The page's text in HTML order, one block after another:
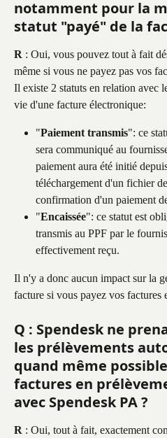
notamment pour la
statut "payé" de la
R : Oui, vous pouvez tout à fait
même si vous ne payez pas vos
Il existe 2 statuts en relation avec
vie d'une facture électronique:
"Paiement transmis": ce
sera communiqué au
paiement aura été initié
téléchargement d'un fichier
confirmation d'un paiement
"Encaissée": ce statut est
transmis au PPF par le
effectivement reçu.
Il n'y a donc aucun impact sur la
facture si vous payez vos factures
Q : Spendesk ne
les prélèvements
quand même
factures en
avec Spendesk PA ?
R : Oui, tout à fait, exactement